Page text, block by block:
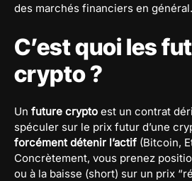
des marchés financiers en général.
C’est quoi les
crypto ?
Un future crypto est un contrat
spéculer sur le prix futur d’une
forcément détenir l’actif (Bitcoin,
Concrètement, vous prenez
ou à la baisse (short) sur un prix